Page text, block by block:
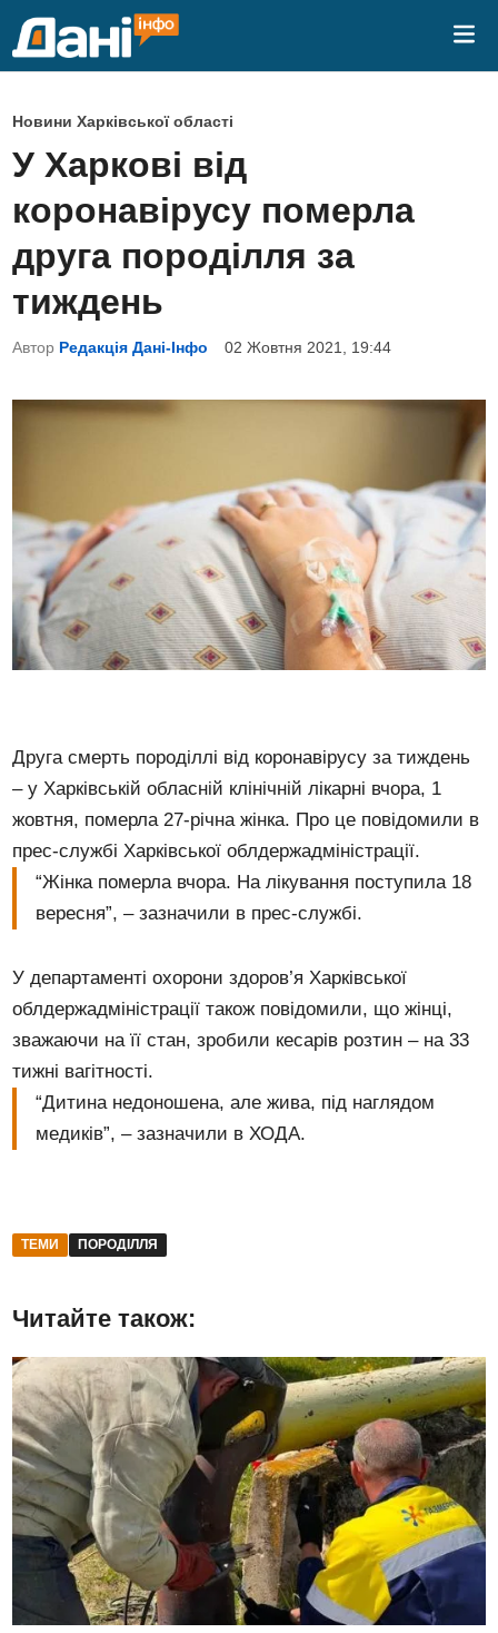
P
o
s
e
d
n
Новини Харківської області
У Харкові від
коронавірусу померла
друга породілля за
тиждень
Автор Редакція Дані-Інфо 02 Жовтня 2021, 19:44
Друга смерть породіллі від коронавірусу за тиждень
– у Харківській обласній клінічній лікарні вчора, 1
жовтня, померла 27-річна жінка. Про це повідомили в
прес-службі Харківської облдержадміністрації.
“Жінка померла вчора. На лікування поступила 18
вересня”, – зазначили в прес-службі.
У департаменті охорони здоров’я Харківської
облдержадміністрації також повідомили, що жінці,
зважаючи на її стан, зробили кесарів розтин – на 33
тижні вагітності.
“Дитина недоношена, але жива, під наглядом
медиків”, – зазначили в ХОДА.
ТЕМИ ПОРОДІЛЛЯ
Читайте також: